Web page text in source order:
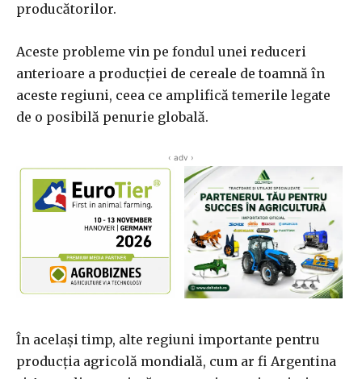
producătorilor.
Aceste probleme vin pe fondul unei reduceri
anterioare a producției de cereale de toamnă în
aceste regiuni, ceea ce amplifică temerile legate
de o posibilă penurie globală.
‹ adv ›
În același timp, alte regiuni importante pentru
producția agricolă mondială, cum ar fi Argentina